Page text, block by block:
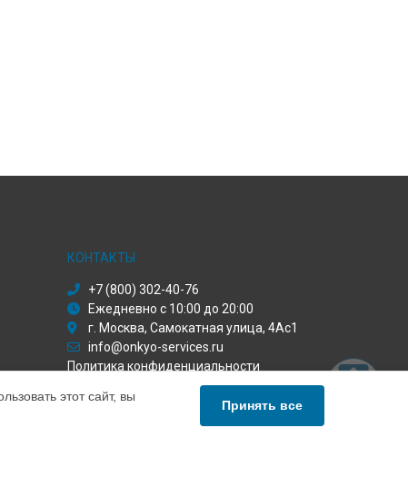
КОНТАКТЫ
+7 (800) 302-40-76
Ежедневно с 10:00 до 20:00
г. Москва, Самокатная улица, 4Ас1
info@onkyo-services.ru
Политика конфиденциальности
Способы оплаты
этот сайт, вы
Принять все